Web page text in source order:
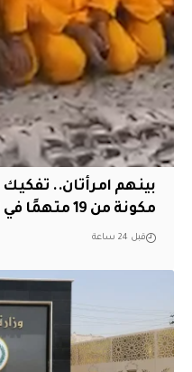
بينهم امرأتان..
مكونة من 19 متهمًا في الأنبار
قبل 24 ساعة